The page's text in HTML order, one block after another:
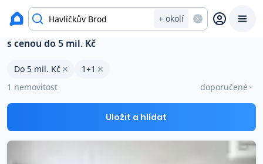
+ okolí
Chytrý odhad ceny
Byty na prodej
Byty 1+1 na prodej v okresu Havlíčkův Brod
s cenou do 5 mil. Kč
Do 5 mil. Kč
1+1
1 nemovitost
doporučené
Uložit a hlídat